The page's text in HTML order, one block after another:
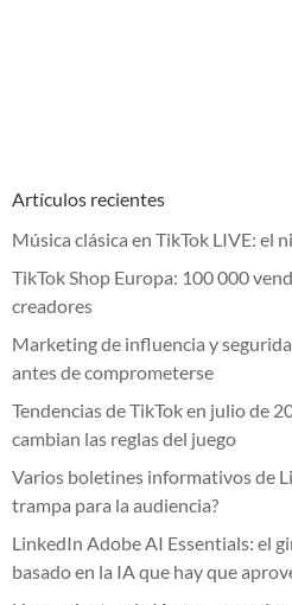
Artículos recientes
Música clásica en TikTok LIVE: el
TikTok Shop Europa: 100 000
creadores
Marketing de influencia y
antes de comprometerse
Tendencias de TikTok en julio de
cambian las reglas del juego
Varios boletines informativos de
trampa para la audiencia?
LinkedIn Adobe AI Essentials: el
basado en la IA que hay que